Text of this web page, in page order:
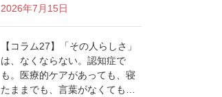
2026年7月15日
【コラム27】「その人らしさ」
は、なくならない。認知症で
も。医療的ケアがあっても、寝
たままでも、言葉がなくても…